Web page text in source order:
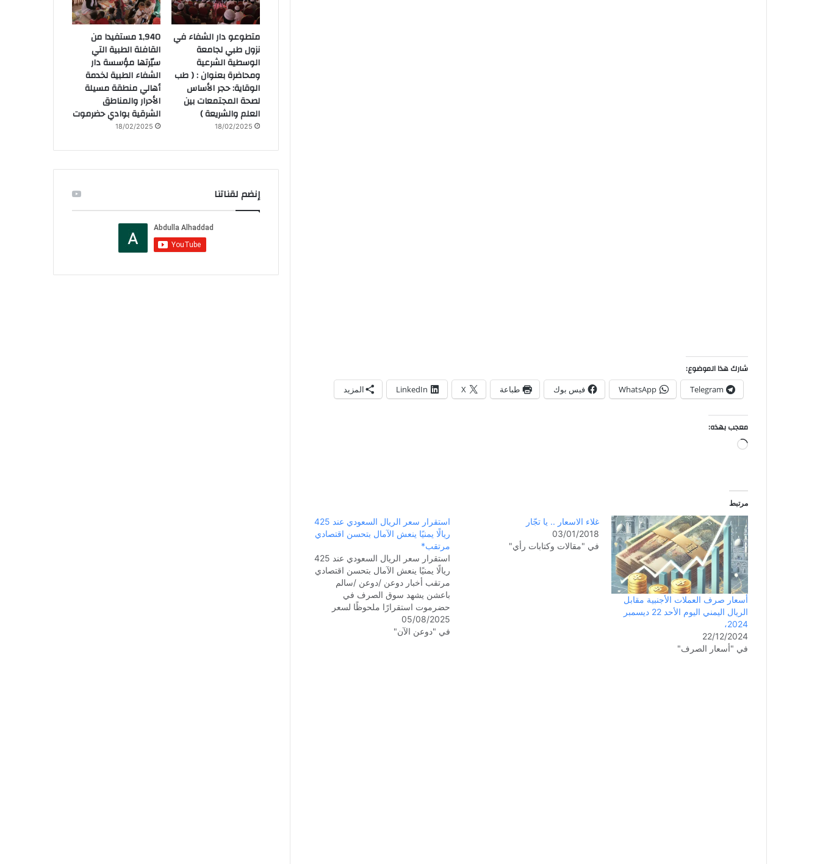
شارك هذا الموضوع:
Telegram
WhatsApp فيس بوك طباعة X
LinkedIn المزيد
معجب بهذه:
مرتبط
أسعار صرف العملات الأجنبية مقابل
الريال اليمني اليوم الأحد 22 ديسمبر
2024،
22/12/2024
في "أسعار الصرف"
غلاء الاسعار .. يا تجّار
03/01/2018
في "مقالات وكتابات رأي"
استقرار سعر الريال السعودي عند 425
ريالًا يمنيًا ينعش الآمال بتحسن اقتصادي
مرتقب*
استقرار سعر الريال السعودي عند 425
ريالًا يمنيًا ينعش الآمال بتحسن اقتصادي
مرتقب أخبار دوعن /دوعن /سالم
باعشن يشهد سوق الصرف في
حضرموت استقرارًا ملحوظًا لسعر
يمنيًا، ما انعكس فورًا على الأجواء
05/08/2025
في "دوعن الآن"
متطوعو دار الشفاء في
نزول طبي لجامعة
الوسطية الشرعية
ومحاضرة بعنوان : ( طب
الوقاية: حجر الأساس
لصحة المجتمعات بين
العلم والشريعة )
18/02/2025
1,940 مستفيدا من
القافلة الطبية التي
سيّرتها مؤسسة دار
الشفاء الطبية لخدمة
أهالي منطقة مسيلة
الأحرار والمناطق
الشرقية بوادي حضرموت
18/02/2025
إنضم لقناتنا